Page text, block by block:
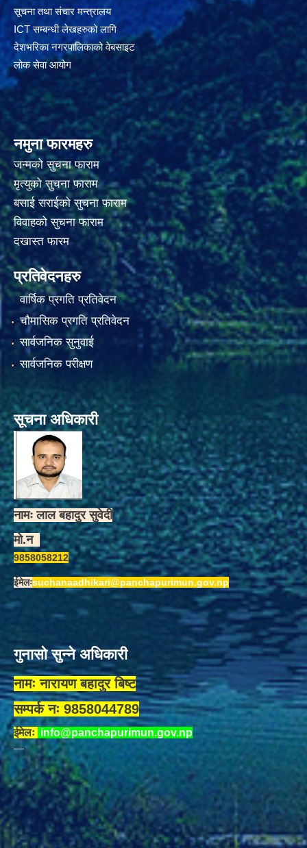
सूचना तथा संचार मन्त्रालय
ICT सम्बन्धी लेखहरुको लागि
देशभरिका नगरपालिकाको वेबसाइट
लोक सेवा आयोग
नमुना फारमहरु
जन्मको सुचना फाराम
मृत्युको सुचना फाराम
बसाई सराईको सुचना फाराम
विवाहको सुचना फाराम
दखास्त फारम
प्रतिवेदनहरु
वार्षिक प्रगति प्रतिवेदन
चौमासिक प्रगति प्रतिवेदन
सार्वजनिक सुनुवाई
सार्वजनिक परीक्षण
सूचना अधिकारी
नामः लाल बहादुर सुवेदी
मो.न
9858058212
ईमेलःsuchanaadhikari@panchapurimun.gov.np
गुनासो सुन्ने अधिकारी
नामः नारायण बहादुर बिष्ट
सम्पर्क नः 9858044789
ईमेलः info@panchapurimun.gov.np